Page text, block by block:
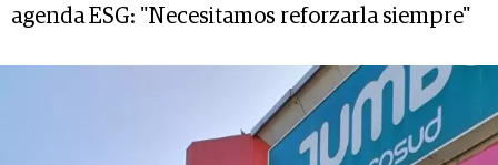
agenda ESG: "Necesitamos reforzarla siempre"